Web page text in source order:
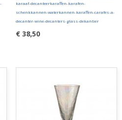
karaaf-decanteerkaraffen-karafen-
schenkkannen-waterkannen-karaffen-carafes-a-
decanter-wine-decanters-glass-dekantier
€ 38,50